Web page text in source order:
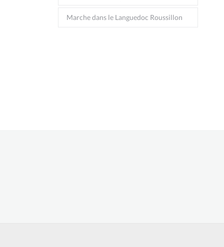
Marche dans le Languedoc Roussillon